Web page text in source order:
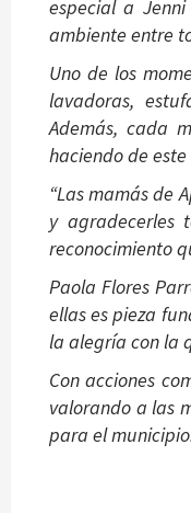
especial a
ambiente entre
Uno de los
lavadoras,
Además, cada
haciendo de
“Las mamás de
y agradecerles
reconocimiento
Paola Flores
ellas es pieza
la alegría con la
Con acciones
valorando a las
para el